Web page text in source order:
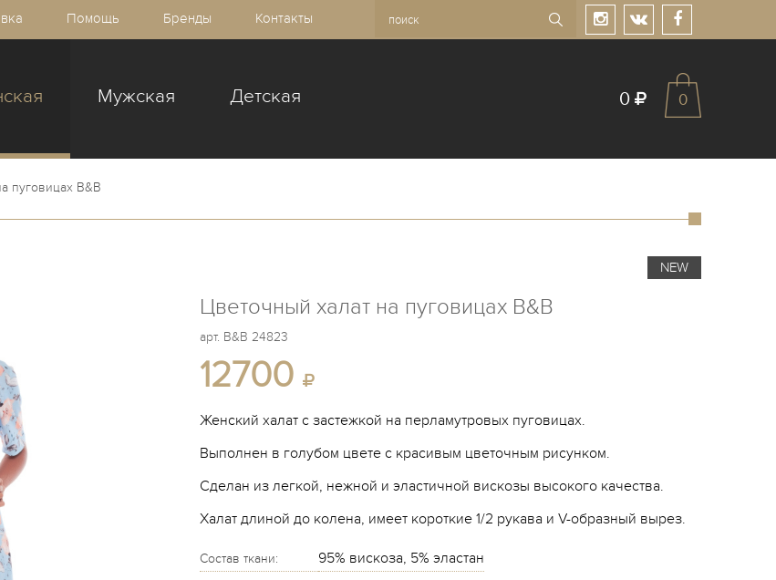
Помощь Бренды Контакты
Мужская Детская 0 0
пуговицах B&B
NEW
Цветочный халат на пуговицах B&B
арт. B&B 24823
12700
Женский халат с застежкой на перламутровых пуговицах.
Выполнен в голубом цвете с красивым цветочным рисунком.
Сделан из легкой, нежной и эластичной вискозы высокого качества.
Халат длиной до колена, имеет короткие 1/2 рукава и V-образный вырез.
Состав ткани: 95% вискоза, 5% эластан